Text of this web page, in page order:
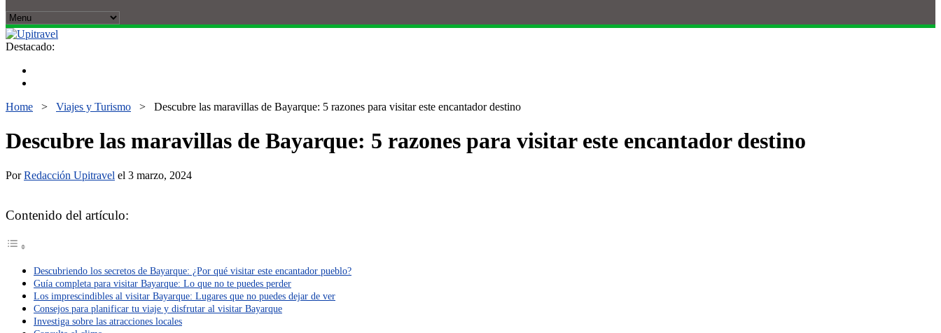
Destacado:
Home > Viajes y Turismo > Descubre las maravillas de Bayarque: 5 razones para visitar este encantador destino
Descubre las maravillas de Bayarque: 5 razones para visitar este encantador destino
PorRedacción Upitravel el 3 marzo, 2024
Contenido del artículo:
Descubriendo los secretos de Bayarque: ¿Por qué visitar este encantador pueblo?
Guía completa para visitar Bayarque: Lo que no te puedes perder
Los imprescindibles al visitar Bayarque: Lugares que no puedes dejar de ver
Consejos para planificar tu viaje y disfrutar al visitar Bayarque
Investiga sobre las atracciones locales